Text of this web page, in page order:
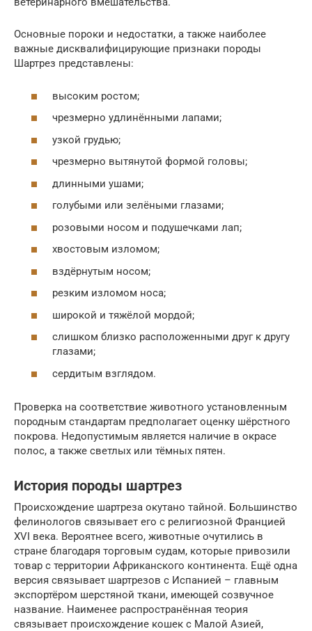
Основные пороки и недостатки, а также наиболее
важные дисквалифицирующие признаки породы
Шартрез представлены:
высоким ростом;
чрезмерно удлинёнными лапами;
узкой грудью;
чрезмерно вытянутой формой головы;
длинными ушами;
голубыми или зелёными глазами;
розовыми носом и подушечками лап;
хвостовым изломом;
вздёрнутым носом;
резким изломом носа;
широкой и тяжёлой мордой;
слишком близко расположенными друг к другу
глазами;
сердитым взглядом.
Проверка на соответствие животного установленным
породным стандартам предполагает оценку шёрстного
покрова. Недопустимым является наличие в окрасе
полос, а также светлых или тёмных пятен.
История породы шартрез
Происхождение шартреза окутано тайной. Большинство
фелинологов связывает его с религиозной Францией
XVI века. Вероятнее всего, животные очутились в
стране благодаря торговым судам, которые привозили
товар с территории Африканского континента. Ещё одна
версия связывает шартрезов с Испанией – главным
экспортёром шерстяной ткани, имеющей созвучное
название. Наименее распространённая теория
связывает происхождение кошек с Малой Азией,